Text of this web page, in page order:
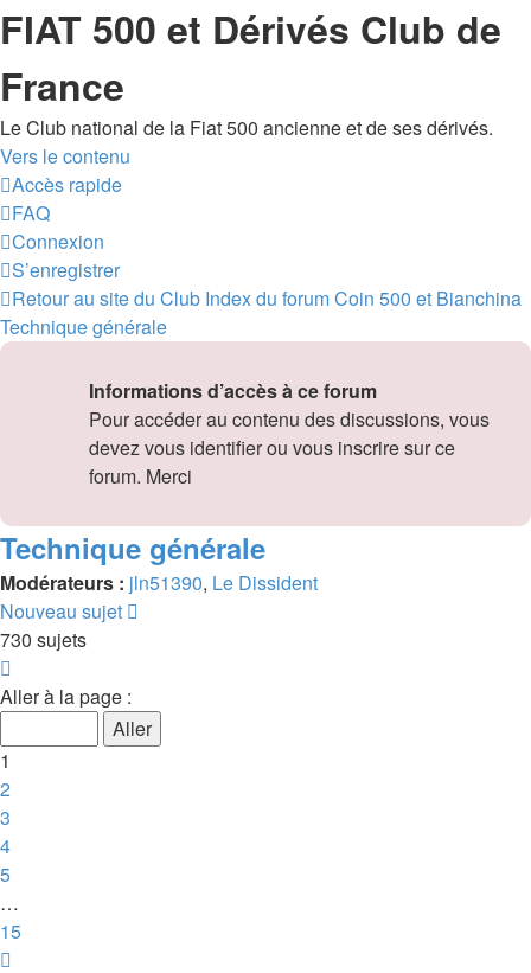
FIAT 500 et Dérivés Club de
France
Le Club national de la Fiat 500 ancienne et de ses dérivés.
Vers le contenu
Accès rapide
FAQ
Connexion
S’enregistrer
Retour au site du Club Index du forumCoin 500 et Bianchina
Technique générale
Informations d’accès à ce forum
Pour accéder au contenu des discussions, vous
devez vous identifier ou vous inscrire sur ce
forum. Merci
Technique générale
Modérateurs : jln51390, Le Dissident
Nouveau sujet
730 sujets
1
15
Aller à la page :
1
2
3
4
5
…
15